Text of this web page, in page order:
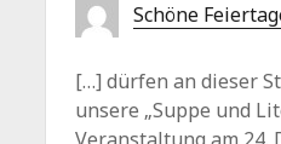
Schöne
[…] dürfen an dieser
unsere „Suppe und